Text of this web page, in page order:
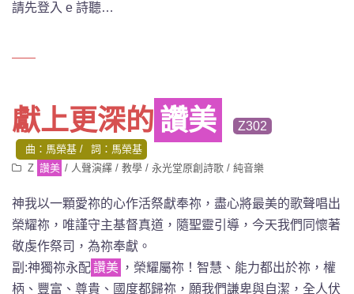
請先登入 e 詩聽…
獻上更深的 讚美 Z302
曲：馬榮基
詞：馬榮基
Z 讚美 / 人聲演繹 /教學 /永光堂原創詩歌 /純音樂
神我以一顆愛祢的心作活祭獻奉祢，盡心將最美的歌聲唱出
榮耀祢，唯謹守主基督真道，隨聖靈引導，今天我們同懷著
敬虔作祭司，為祢奉獻。
副:神獨祢永配讚美 ，榮耀屬祢！智慧、能力都出於祢，權
柄、豐富、尊貴、國度都歸祢，願我們謙卑與自潔，全人伏